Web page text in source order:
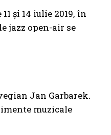
și 14 iulie 2019, în
jazz open-air se
Jan Garbarek.
muzicale